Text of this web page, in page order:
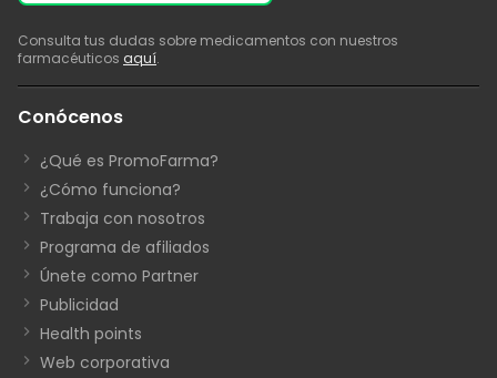
Consulta tus dudas sobre medicamentos con nuestros
farmacéuticos aquí.
Conócenos
¿Qué es PromoFarma?
¿Cómo funciona?
Trabaja con nosotros
Programa de afiliados
Únete como Partner
Publicidad
Health points
Web corporativa